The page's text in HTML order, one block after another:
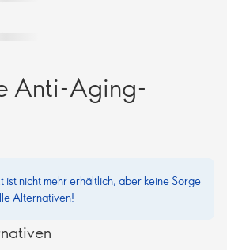
Anti-Aging-
ist nicht mehr erhältlich, aber keine Sorge
Alternativen!